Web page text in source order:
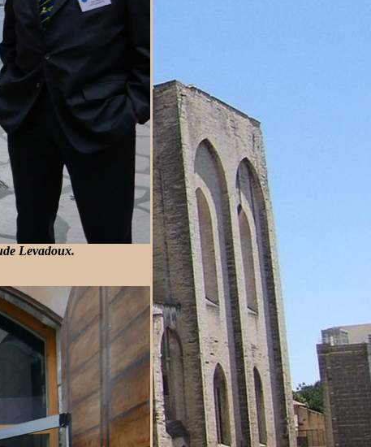
Levadoux.